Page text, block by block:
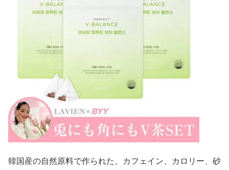
韓国産の自然原料で作られた、カフェイン、カロリー、砂